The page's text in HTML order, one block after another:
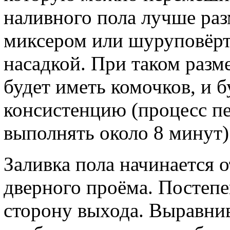
наливного пола лучше
миксером или
насадкой. При таком
будет иметь комочков, и
консистенцию (процесс
выполнять около 8
Заливка пола начинается
дверного проёма.
сторону выхода.